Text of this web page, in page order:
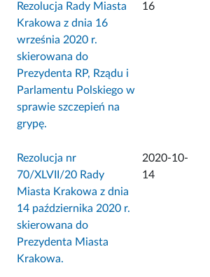
Rezolucja Rady Miasta
Krakowa z dnia 16
września 2020 r.
skierowana do
Prezydenta RP, Rządu i
Parlamentu Polskiego w
sprawie szczepień na
grypę.
16
Rezolucja nr
70/XLVII/20 Rady
Miasta Krakowa z dnia
14 października 2020 r.
skierowana do
Prezydenta Miasta
Krakowa.
2020-10-
14